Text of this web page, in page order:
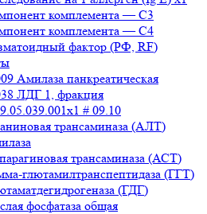
комплемента — С3
комплемента — С4
фактор (РФ, RF)
Амилаза панкреатическая
ЛДГ 1, фракция
# 09.10
трансаминаза (АЛТ)
трансаминаза (АСТ)
глютамилтранспептидаза (ГГТ)
(ГДГ)
фосфатаза общая